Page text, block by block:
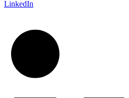
LinkedIn